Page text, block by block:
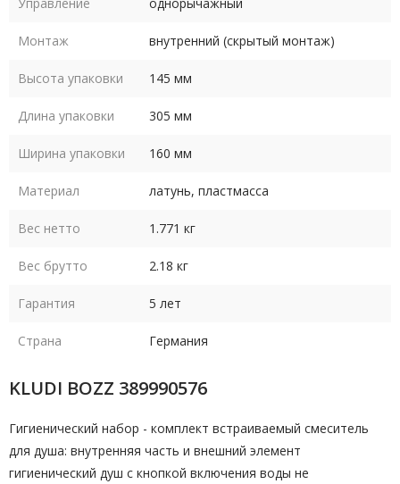
Монтаж внутренний (скрытый монтаж)
Высота упаковки 145 мм
Длина упаковки 305 мм
Ширина упаковки 160 мм
Материал латунь, пластмасса
Вес нетто 1.771 кг
Вес брутто 2.18 кг
Гарантия 5 лет
Страна Германия
KLUDI BOZZ 389990576
Гигиенический набор - комплект встраиваемый смеситель
для душа: внутренняя часть и внешний элемент
гигиенический душ с кнопкой включения воды не